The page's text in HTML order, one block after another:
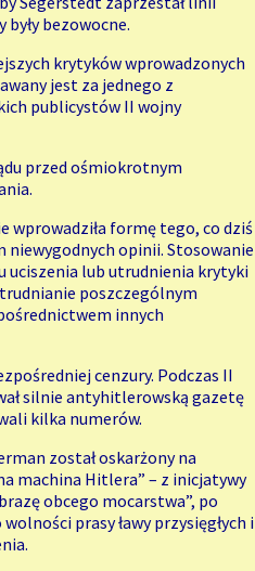
bezowocne.
krytyków wprowadzonych
jest za jednego z
publicystów II wojny
przed ośmiokrotnym
wprowadziła formę tego, co dziś
opinii. Stosowanie
uciszenia lub utrudnienia krytyki
poszczególnym
innych
cenzury. Podczas II
silnie antyhitlerowską gazetę
kilka numerów.
został oskarżony na
machina Hitlera” – z inicjatywy
obcego mocarstwa”, po
prasy ławy przysięgłych i